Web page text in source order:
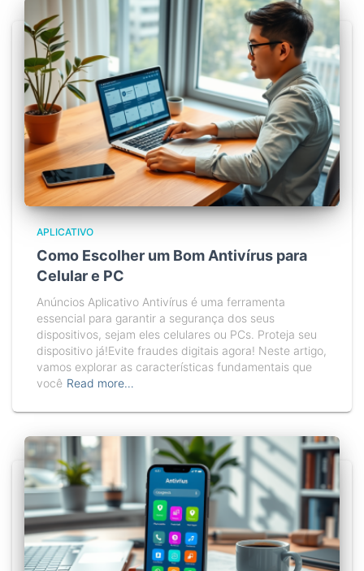
APLICATIVO
Como Escolher um Bom Antivírus para
Celular e PC
Anúncios Aplicativo Antivírus é uma ferramenta
essencial para garantir a segurança dos seus
dispositivos, sejam eles celulares ou PCs. Proteja seu
dispositivo já!Evite fraudes digitais agora! Neste artigo,
vamos explorar as características fundamentais que
você Read more…